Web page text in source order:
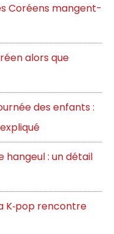
Coréens mangent-
alors que
des enfants :
: un détail
K‑pop rencontre